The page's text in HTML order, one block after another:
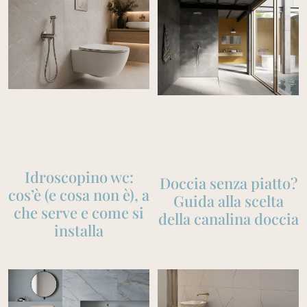
Idroscopino wc:
cos’è (e cosa non è), a
che serve e come si
installa
Doccia senza piatto?
Guida alla scelta
della canalina doccia